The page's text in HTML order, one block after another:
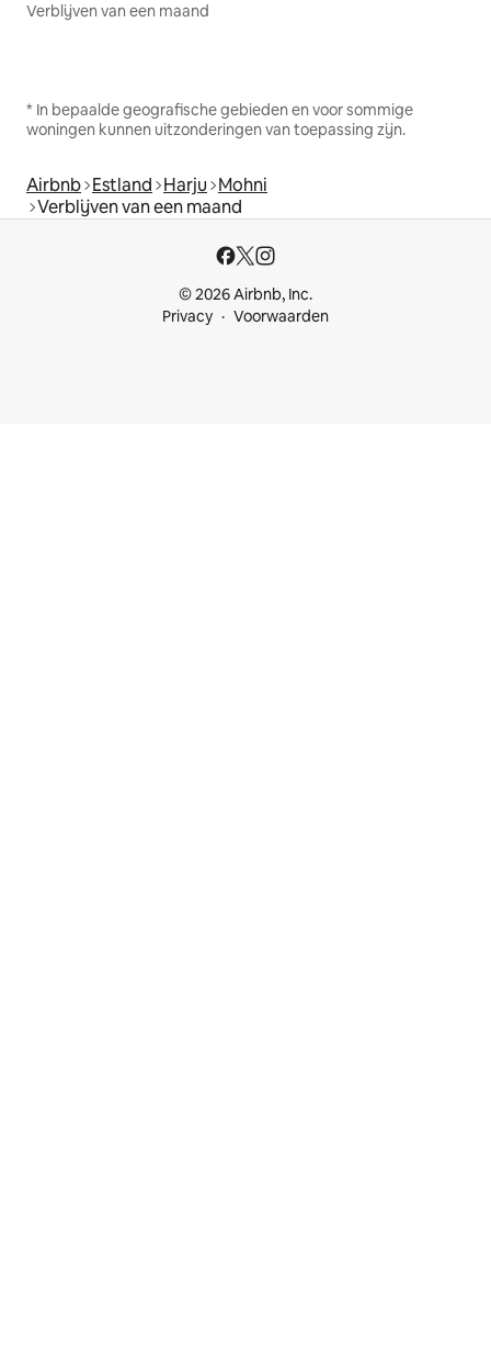
Verblijven van een maand
* In bepaalde geografische gebieden en voor sommige
woningen kunnen uitzonderingen van toepassing zijn.
Airbnb Estland Harju Mohni
Verblijven van een maand
© 2026 Airbnb, Inc.
Privacy
Voorwaarden